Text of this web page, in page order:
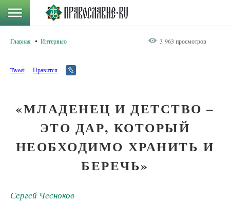
Главная Интервью 3 963 просмотров
Tweet Нравится
«МЛАДЕНЕЦ И ДЕТСТВО –
ЭТО ДАР, КОТОРЫЙ
НЕОБХОДИМО ХРАНИТЬ И
БЕРЕЧЬ»
Сергей Чесноков